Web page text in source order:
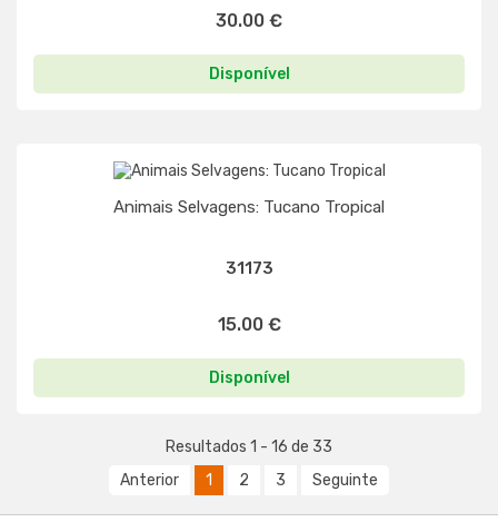
30.00 €
Disponível
Animais Selvagens: Tucano Tropical
31173
15.00 €
Disponível
Resultados 1 - 16 de 33
Anterior
1 2 3 Seguinte